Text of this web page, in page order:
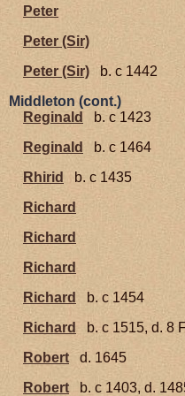
Peter
Peter (Sir)
Peter (Sir)
b. c 1442
Middleton (cont.)
Reginald
b. c 1423
Reginald
b. c 1464
Rhirid
b. c 1435
Richard
Richard
Richard
Richard
b. c 1454
Richard
b. c 1515, d. 8
Robert d. 1645
Robert
b. c 1403, d.